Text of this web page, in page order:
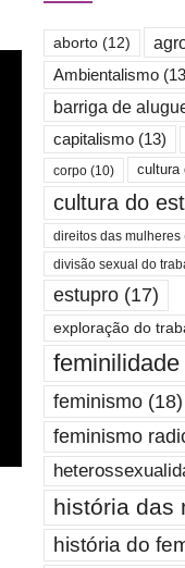
aborto(12)
Ambientalismo
barriga de
capitalismo(13)
corpo(10) cultura
cultura do
direitos das mulheres
divisão sexual do
estupro(17)
exploração do
feminilidade
feminismo(18)
feminismo
história das
história do